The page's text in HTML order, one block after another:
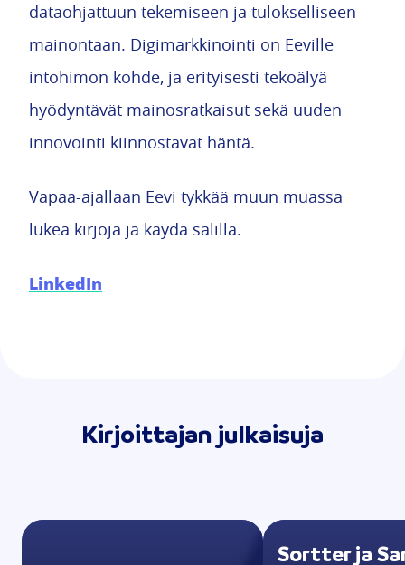
dataohjattuun tekemiseen ja tulokselliseen
mainontaan. Digimarkkinointi on Eeville
intohimon kohde, ja erityisesti tekoälyä
hyödyntävät mainosratkaisut sekä uuden
innovointi kiinnostavat häntä.
Vapaa-ajallaan Eevi tykkää muun muassa
lukea kirjoja ja käydä salilla.
LinkedIn
Kirjoittajan julkaisuja
Sortter ja